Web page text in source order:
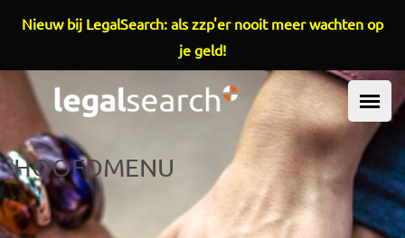
Overslaan en naar de inhoud gaan
HOOFDMENU
Nieuw bij LegalSearch: als zzp'er nooit meer wachten op
je geld!